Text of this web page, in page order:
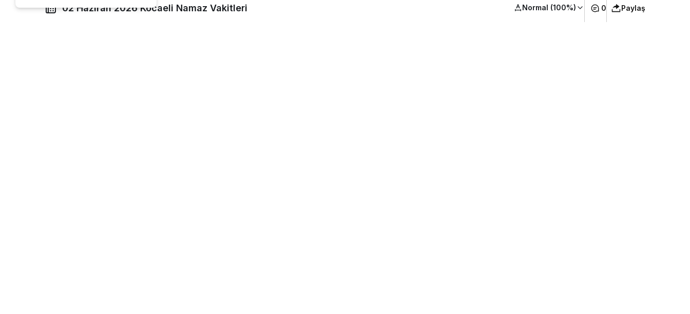
02 Haziran 2026 Kocaeli Namaz Vakitleri Normal (100%) 0 Paylaş
31 Temmuz 2026 Güncel
Altın Fiyatları: Gram Altın Ne